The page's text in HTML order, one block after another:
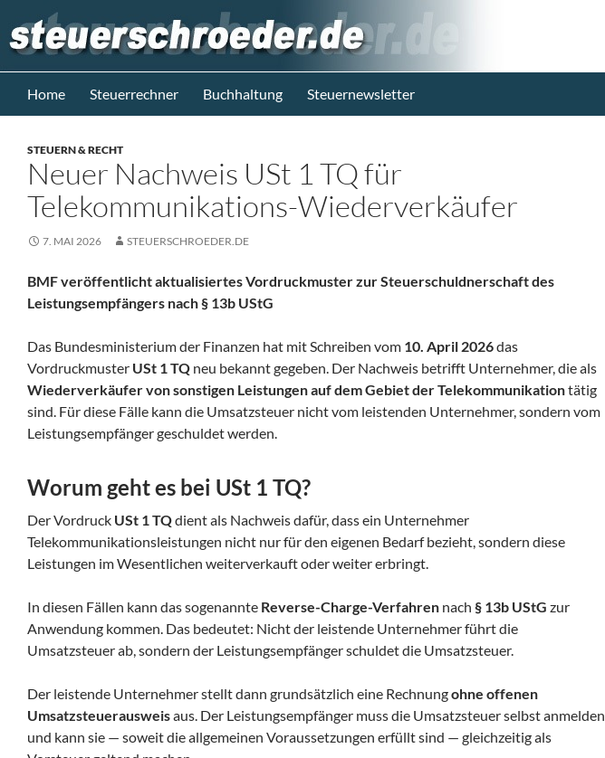
Inhalt
springen
Steuerblog www.steuerschroeder.de
Home Steuerrechner Buchhaltung Steuernewsletter
STEUERN & RECHT
Neuer Nachweis USt 1 TQ für
Telekommunikations-Wiederverkäufer
7. MAI 2026 STEUERSCHROEDER.DE
BMF veröffentlicht aktualisiertes Vordruckmuster zur Steuerschuldnerschaft des
Leistungsempfängers nach § 13b UStG
Das Bundesministerium der Finanzen hat mit Schreiben vom 10. April 2026das
Vordruckmuster USt 1 TQ neu bekannt gegeben. Der Nachweis betrifft Unternehmer, die als
Wiederverkäufer von sonstigen Leistungen auf dem Gebiet der Telekommunikationtätig
sind. Für diese Fälle kann die Umsatzsteuer nicht vom leistenden Unternehmer, sondern vom
Leistungsempfänger geschuldet werden.
Worum geht es bei USt 1 TQ?
Der Vordruck USt 1 TQdient als Nachweis dafür, dass ein Unternehmer
Telekommunikationsleistungen nicht nur für den eigenen Bedarf bezieht, sondern diese
Leistungen im Wesentlichen weiterverkauft oder weiter erbringt.
In diesen Fällen kann das sogenannte Reverse-Charge-Verfahren nach § 13b UStG zur
Anwendung kommen. Das bedeutet: Nicht der leistende Unternehmer führt die
Umsatzsteuer ab, sondern der Leistungsempfänger schuldet die Umsatzsteuer.
Der leistende Unternehmer stellt dann grundsätzlich eine Rechnungohne offenen
Umsatzsteuerausweisaus. Der Leistungsempfänger muss die Umsatzsteuer selbst anmelden
und kann sie — soweit die allgemeinen Voraussetzungen erfüllt sind — gleichzeitig als
Steuerberater
M. Schröder
Berlin